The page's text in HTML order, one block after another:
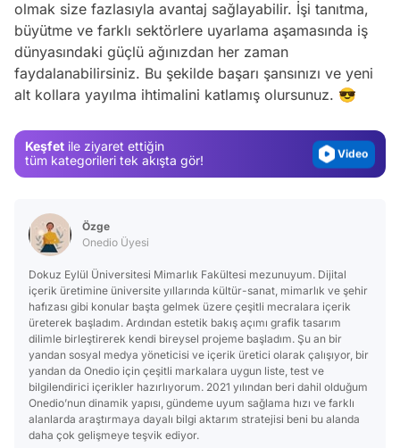
olmak size fazlasıyla avantaj sağlayabilir. İşi tanıtma,
büyütme ve farklı sektörlere uyarlama aşamasında iş
dünyasındaki güçlü ağınızdan her zaman
faydalanabilirsiniz. Bu şekilde başarı şansınızı ve yeni
alt kollara yayılma ihtimalini katlamış olursunuz. 😎
Keşfet ile ziyaret ettiğin
tüm kategorileri tek akışta gör!
Video
Test
Gündem
Video
Özge
Onedio Üyesi
Dokuz Eylül Üniversitesi Mimarlık Fakültesi mezunuyum. Dijital
içerik üretimine üniversite yıllarında kültür-sanat, mimarlık ve şehir
hafızası gibi konular başta gelmek üzere çeşitli mecralara içerik
üreterek başladım. Ardından estetik bakış açımı grafik tasarım
dilimle birleştirerek kendi bireysel projeme başladım. Şu an bir
yandan sosyal medya yöneticisi ve içerik üretici olarak çalışıyor, bir
yandan da Onedio için çeşitli markalara uygun liste, test ve
bilgilendirici içerikler hazırlıyorum. 2021 yılından beri dahil olduğum
Onedio’nun dinamik yapısı, gündeme uyum sağlama hızı ve farklı
alanlarda araştırmaya dayalı bilgi aktarım stratejisi beni bu alanda
daha çok gelişmeye teşvik ediyor.